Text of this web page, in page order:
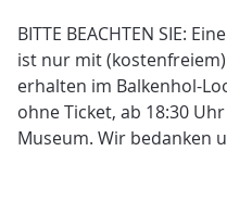
BITTE BEACHTEN SIE:
ist nur mit
erhalten im Balkenhol-
ohne Ticket, ab 18:30
Museum. Wir bedanken